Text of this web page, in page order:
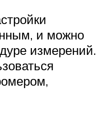
и можно
измерений.